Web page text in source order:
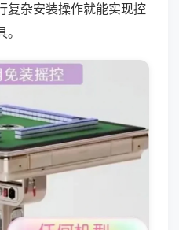
复杂安装操作就能实现控